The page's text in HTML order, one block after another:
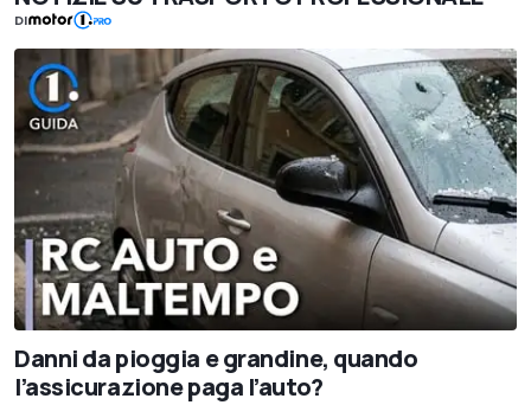
DI
Danni da pioggia e grandine, quando
l’assicurazione paga l’auto?